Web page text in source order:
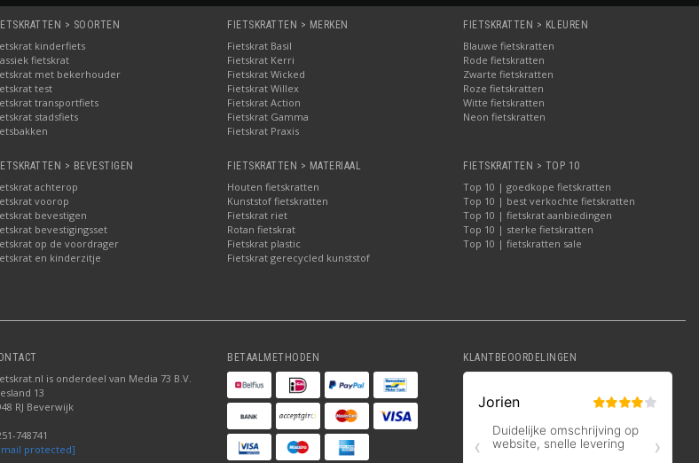
> SOORTEN
kinderfiets
fietskrat
met bekerhouder
test
transportfiets
stadsfiets
FIETSKRATTEN > MERKEN
Fietskrat Basil
Fietskrat Kerri
Fietskrat Wicked
Fietskrat Willex
Fietskrat Action
Fietskrat Gamma
Fietskrat Praxis
FIETSKRATTEN > KLEUREN
Blauwe fietskratten
Rode fietskratten
Zwarte fietskratten
Roze fietskratten
Witte fietskratten
Neon fietskratten
> BEVESTIGEN
achterop
voorop
bevestigen
bevestigingsset
op de voordrager
en kinderzitje
FIETSKRATTEN > MATERIAAL
Houten fietskratten
Kunststof fietskratten
Fietskrat riet
Rotan fietskrat
Fietskrat plastic
Fietskrat gerecycled kunststof
FIETSKRATTEN > TOP 10
Top 10 | goedkope fietskratten
Top 10 | best verkochte fietskratten
Top 10 | fietskrat aanbiedingen
Top 10 | sterke fietskratten
Top 10 | fietskratten sale
is onderdeel van Media 73 B.V.
13
RJ Beverwijk
748741
protected]
BETAALMETHODEN KLANTBEOORDELINGEN